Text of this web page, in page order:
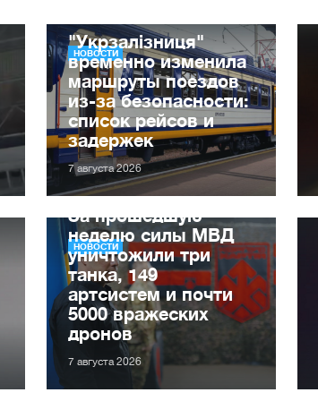
НОВОСТИ
"Укрзалізниця"
временно изменила
маршруты поездов
из-за безопасности:
список рейсов и
задержек
7 августа 2026
НОВОСТИ
За прошедшую
неделю силы МВД
уничтожили три
танка, 149
артсистем и почти
5000 вражеских
дронов
7 августа 2026